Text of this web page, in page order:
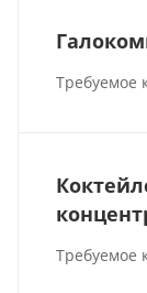
Требуемое
Требуемое